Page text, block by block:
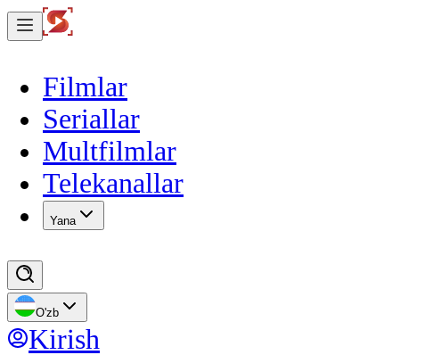
Filmlar
Seriallar
Multfilmlar
Telekanallar
Yana
O'zb
Kirish